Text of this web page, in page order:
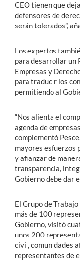
CEO tienen que
defensores de
serán tolerados”,
Los expertos
para desarrollar un
Empresas y
para traducir los
permitiendo al
“Nos alienta el
agenda de
complementó
mayores esfuerzos
y afianzar de
transparencia,
Gobierno debe dar
El Grupo de
más de 100
Gobierno, visitó
unos 200
civil, comunidades
representantes de